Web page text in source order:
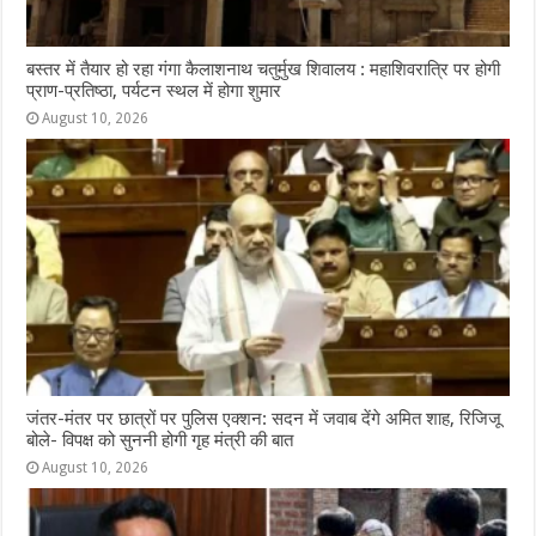
बस्तर में तैयार हो रहा गंगा कैलाशनाथ चतुर्मुख शिवालय : महाशिवरात्रि पर होगी
प्राण-प्रतिष्ठा, पर्यटन स्थल में होगा शुमार
August 10, 2026
जंतर-मंतर पर छात्रों पर पुलिस एक्शन: सदन में जवाब देंगे अमित शाह, रिजिजू
बोले- विपक्ष को सुननी होगी गृह मंत्री की बात
August 10, 2026